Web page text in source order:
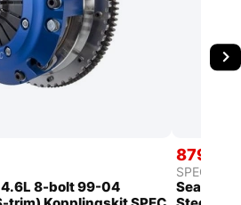
8-bolt 99-04
8799
SPEC
Seat